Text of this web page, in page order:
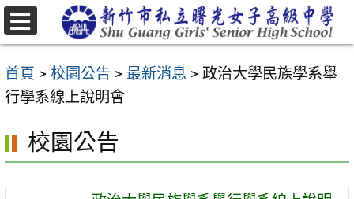
跳
至
要
內
區
首頁 > 校園公告 > 最新消息 > 政治大學民族學系舉
行學系線上說明會
校園公告
選
單